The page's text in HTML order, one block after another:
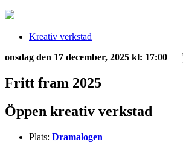
Kreativ verkstad
onsdag den 17 december, 2025 kl: 17:00
Fritt fram 2025
Öppen kreativ verkstad
Plats: Dramalogen